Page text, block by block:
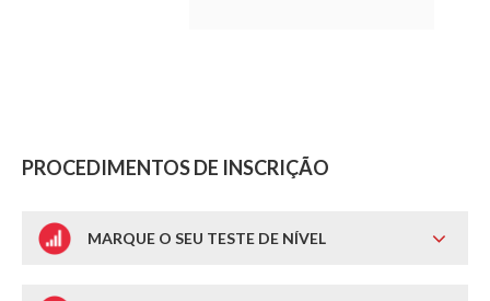
PROCEDIMENTOS DE INSCRIÇÃO
MARQUE O SEU TESTE DE NÍVEL